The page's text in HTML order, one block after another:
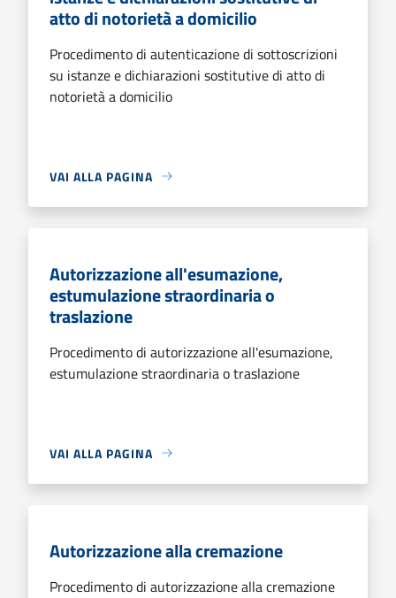
atto di notorietà a domicilio
Procedimento di autenticazione di sottoscrizioni
su istanze e dichiarazioni sostitutive di atto di
notorietà a domicilio
VAI ALLA PAGINA
Autorizzazione all'esumazione,
estumulazione straordinaria o
traslazione
Procedimento di autorizzazione all'esumazione,
estumulazione straordinaria o traslazione
VAI ALLA PAGINA
Autorizzazione alla cremazione
Procedimento di autorizzazione alla cremazione